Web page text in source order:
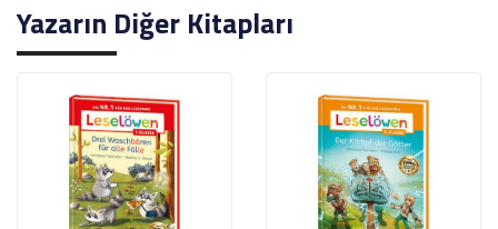
Yazarın Diğer Kitapları